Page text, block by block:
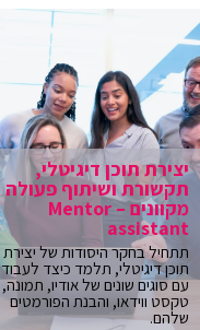
יצירת תוכן דיגיטלי,
תקשורת ושיתוף פעולה
מקוונים – Mentor
assistant
תתחיל בחקר היסודות של יצירת
תוכן דיגיטלי, תלמד כיצד לעבוד
עם סוגים שונים של אודיו, תמונה,
טקסט ווידאו, והבנת הפורמטים
שלהם.